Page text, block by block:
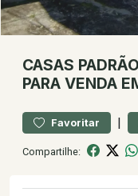
CASAS PADRÃO
PARA VENDA
Favoritar |
Compartilhe: